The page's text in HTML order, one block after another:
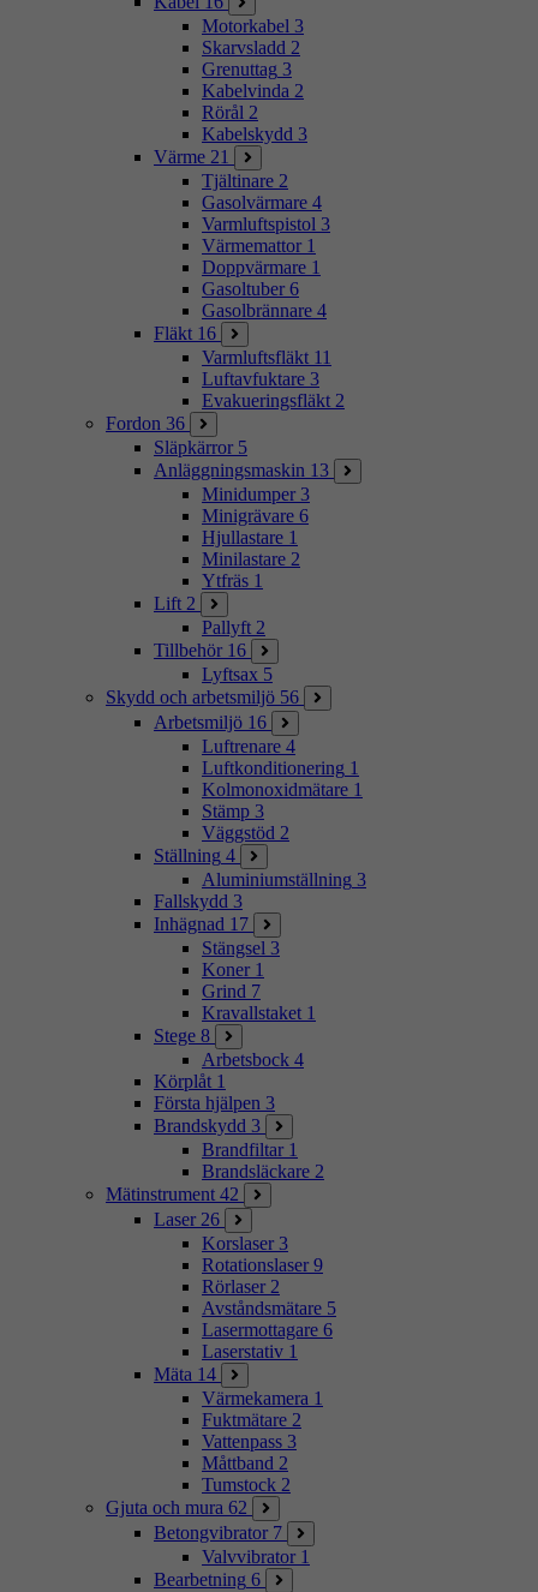
Motorkabel 3
Skarvsladd 2
Grenuttag 3
Kabelvinda 2
Rörål 2
Kabelskydd 3
Värme 21
Tjältinare 2
Gasolvärmare 4
Varmluftspistol 3
Värmemattor 1
Doppvärmare 1
Gasoltuber 6
Gasolbrännare 4
Fläkt 16
Varmluftsfläkt 11
Luftavfuktare 3
Evakueringsfläkt 2
Fordon 36
Släpkärror 5
Anläggningsmaskin 13
Minidumper 3
Minigrävare 6
Hjullastare 1
Minilastare 2
Ytfräs 1
Lift 2
Pallyft 2
Tillbehör 16
Lyftsax 5
Skydd och arbetsmiljö 56
Arbetsmiljö 16
Luftrenare 4
Luftkonditionering 1
Kolmonoxidmätare 1
Stämp 3
Väggstöd 2
Ställning 4
Aluminiumställning 3
Fallskydd 3
Inhägnad 17
Stängsel 3
Koner 1
Grind 7
Kravallstaket 1
Stege 8
Arbetsbock 4
Körplåt 1
Första hjälpen 3
Brandskydd 3
Brandfiltar 1
Brandsläckare 2
Mätinstrument 42
Laser 26
Korslaser 3
Rotationslaser 9
Rörlaser 2
Avståndsmätare 5
Lasermottagare 6
Laserstativ 1
Mäta 14
Värmekamera 1
Fuktmätare 2
Vattenpass 3
Måttband 2
Tumstock 2
Gjuta och mura 62
Betongvibrator 7
Valvvibrator 1
Bearbetning 6